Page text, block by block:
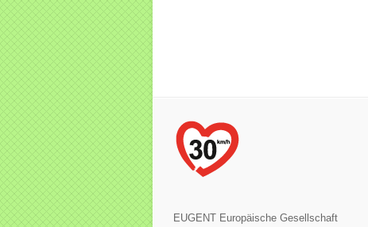
EUGENT Europäische Gesellschaft